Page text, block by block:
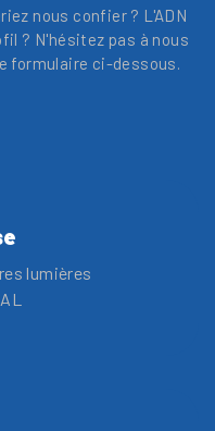
nous confier ? L'ADN
? N'hésitez pas à nous
formulaire ci-dessous.
lumières